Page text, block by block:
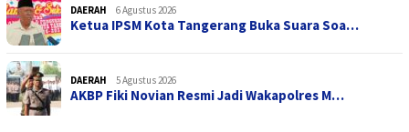
DAERAH 6 Agustus 2026
Ketua IPSM Kota Tangerang Buka Suara Soa…
DAERAH 5 Agustus 2026
AKBP Fiki Novian Resmi Jadi Wakapolres M…